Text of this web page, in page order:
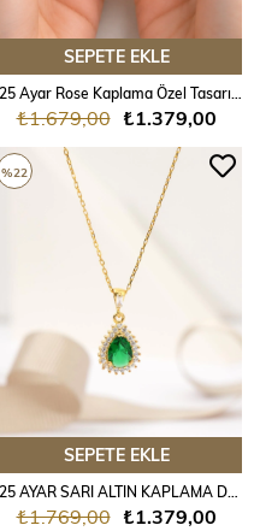
SEPETE EKLE
₺1.379,00
₺1.679,00
SEPETE EKLE
925 AYAR SARI ALTIN KAPLAMA DAMLA ZÜMRÜT TAŞLI GÜMÜŞ KOLYE
₺1.379,00
₺1.769,00
%22